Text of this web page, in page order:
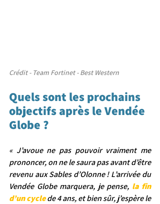
Crédit - Team Fortinet - Best Western
Quels sont les prochains
objectifs après le Vendée
Globe ?
« J’avoue ne pas pouvoir vraiment me
prononcer, on ne le saura pas avant d’être
revenu aux Sables d’Olonne ! L’arrivée du
Vendée Globe marquera, je pense, la fin
d’un cycle de 4 ans, et bien sûr, j’espère le